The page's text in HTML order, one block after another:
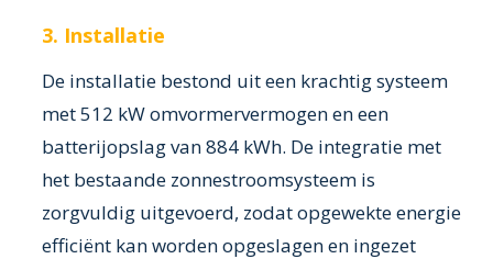
3. Installatie
De installatie bestond uit een krachtig systeem
met 512 kW omvormervermogen en een
batterijopslag van 884 kWh. De integratie met
het bestaande zonnestroomsysteem is
zorgvuldig uitgevoerd, zodat opgewekte energie
efficiënt kan worden opgeslagen en ingezet